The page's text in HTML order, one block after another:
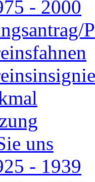
- 2000
uns
- 1939